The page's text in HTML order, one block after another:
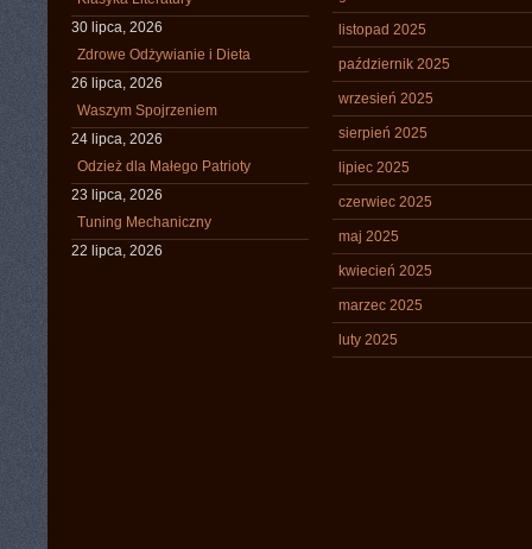
30 lipca, 2026
Zdrowe Odżywianie i Dieta
26 lipca, 2026
Waszym Spojrzeniem
24 lipca, 2026
Odzież dla Małego Patrioty
23 lipca, 2026
Tuning Mechaniczny
22 lipca, 2026
listopad 2025
październik 2025
wrzesień 2025
sierpień 2025
lipiec 2025
czerwiec 2025
maj 2025
kwiecień 2025
marzec 2025
luty 2025